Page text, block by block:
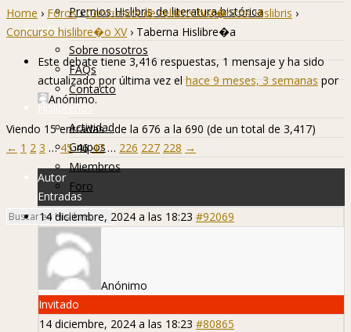
Premios Hislibris de literatura histórica
Info
Sobre nosotros
FAQs
Contacto
Hislibreños
Actividad
Grupos
Miembros
Foro
Home › Foros › Concursos de relatos hist�ricos Hislibris ›
Concurso hislibre�o XV › Taberna Hislibre�a
Este debate tiene 3,416 respuestas, 1 mensaje y ha sido
actualizado por última vez el hace 9 meses, 3 semanas por
Anónimo.
Viendo 15 entradas - de la 676 a la 690 (de un total de 3,417)
← 1 2 3 … 45 46 47 … 226 227 228 →
Autor
Entradas
14 diciembre, 2024 a las 18:23 #92069
Anónimo
Invitado
14 diciembre, 2024 a las 18:23 #80865